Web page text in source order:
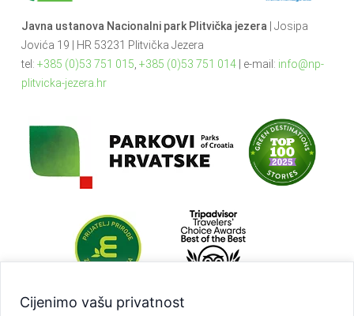
Cijenimo vašu privatnost
Javna ustanova Nacionalni park Plitvička jezera | Josipa
Jovića 19 | HR 53231 Plitvička Jezera
tel: +385 (0)53 751 015 +385 (0)53 751 014| e-mail: info@np-
plitvicka-jezera.hr